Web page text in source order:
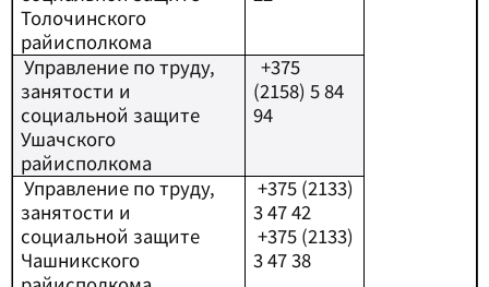
Толочинского
райисполкома
Управление по труду,
занятости и
социальной защите
Ушачского
райисполкома
+375
(2158) 5 84
94
Управление по труду,
занятости и
социальной защите
Чашникского
+375 (2133)
3 47 42
+375 (2133)
3 47 38